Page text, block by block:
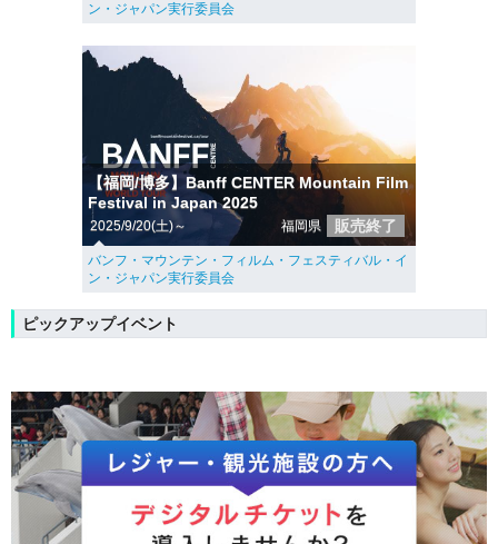
ン・ジャパン実行委員会
【福岡/博多】Banff CENTER Mountain Film
Festival in Japan 2025
2025/9/20(土)～ 福岡県 販売終了
バンフ・マウンテン・フィルム・フェスティバル・イ
ン・ジャパン実行委員会
ピックアップイベント